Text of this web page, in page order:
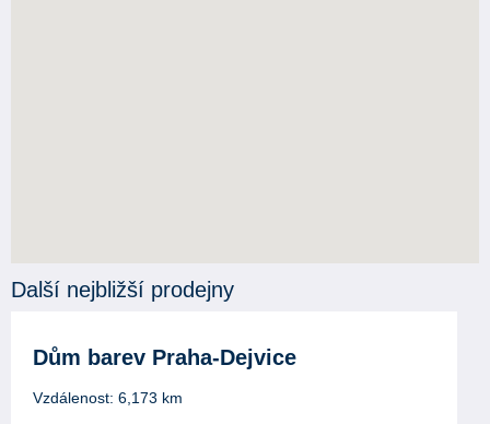
Další nejbližší prodejny
Dům barev Praha-Dejvice
Vzdálenost: 6,173 km